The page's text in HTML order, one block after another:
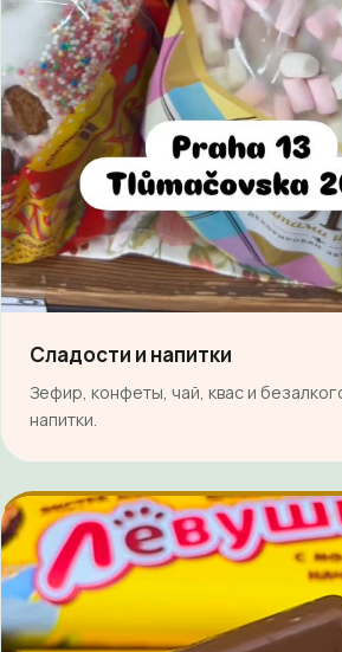
Сладости и напитки
Зефир, конфеты, чай, квас и
напитки.